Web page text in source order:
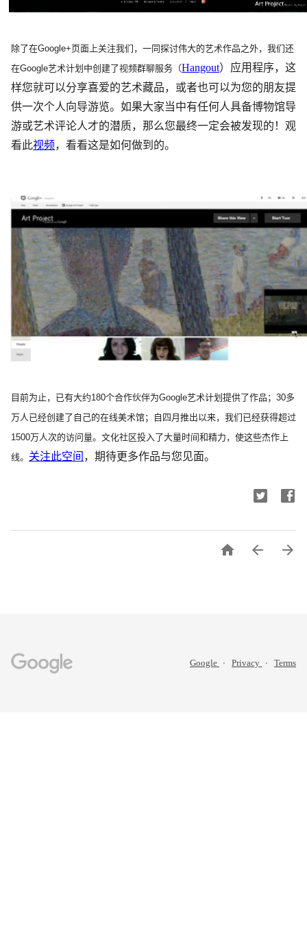
除了在Google+页面上关注我们，一同探讨伟大的艺术作品之外，我们还
在Google艺术计划中创建了视频群聊服务（Hangout）应用程序，这
样您就可以分享喜爱的艺术藏品，或者也可以为您的朋友提
供一次个人向导游览。如果大家当中有任何人具备博物馆导
游或艺术评论人才的潜质，那么您最终一定会被发现的！观
看此视频，看看这是如何做到的。
目前为止，已有大约180个合作伙伴为Google艺术计划提供了作品；30多
万人已经创建了自己的在线美术馆；自四月推出以来，我们已经获得超过
1500万人次的访问量。文化社区投入了大量时间和精力，使这些杰作上
线。 关注此空间 ，期待更多作品与您见面。
  
Google Privacy Terms